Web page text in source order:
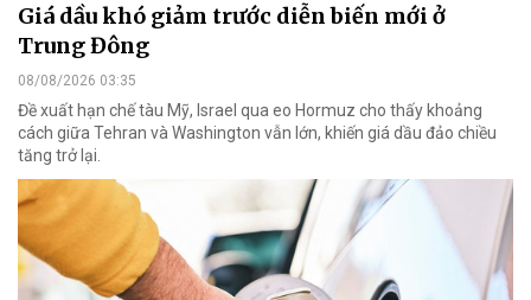
Giá dầu khó giảm trước diễn biến mới ở
Trung Đông
08/08/2026 03:35
Đề xuất hạn chế tàu Mỹ, Israel qua eo Hormuz cho thấy khoảng
cách giữa Tehran và Washington vẫn lớn, khiến giá dầu đảo chiều
tăng trở lại.